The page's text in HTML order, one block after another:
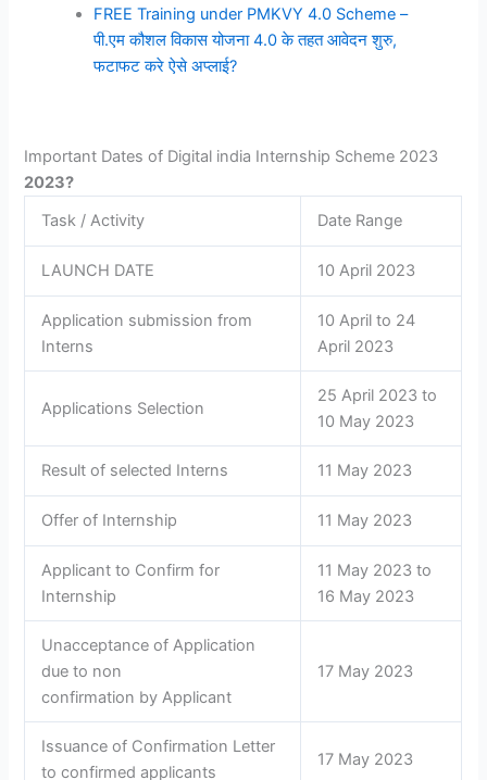
FREE Training under PMKVY 4.0 Scheme –
पी.एम कौशल विकास योजना 4.0 के तहत आवेदन शुरु,
फटाफट करे ऐसे अप्लाई?
Important Dates of Digital india Internship Scheme 2023
2023?
Task / Activity
Date Range
LAUNCH DATE 10 April 2023
Application submission from
Interns
10 April to 24
April 2023
Applications Selection
25 April 2023 to
10 May 2023
Result of selected Interns 11 May 2023
Offer of Internship 11 May 2023
Applicant to Confirm for
Internship
11 May 2023 to
16 May 2023
Unacceptance of Application
due to non
confirmation by Applicant
17 May 2023
Issuance of Confirmation Letter
to confirmed applicants
17 May 2023